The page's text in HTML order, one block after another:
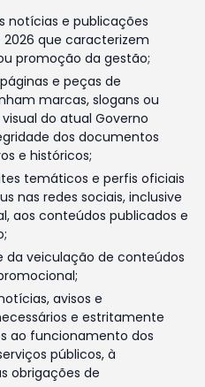
notícias e publicações
que caracterizem
promoção da gestão;
e peças de
marcas, slogans ou
do atual Governo
dos documentos
e históricos;
temáticos e perfis oficiais
nas redes sociais, inclusive
aos conteúdos publicados e
da veiculação de conteúdos
avisos e
e estritamente
ao funcionamento dos
públicos, à
obrigações de